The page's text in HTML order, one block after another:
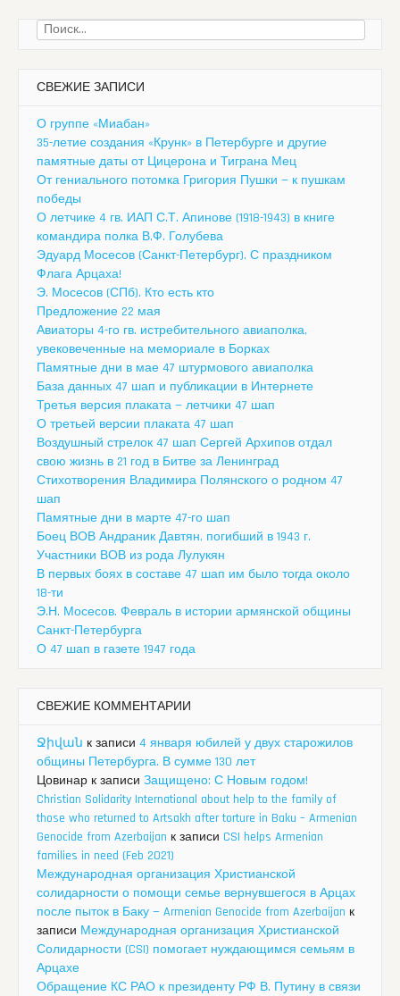
Найти:
СВЕЖИЕ ЗАПИСИ
О группе «Миабан»
35-летие создания «Крунк» в Петербурге и другие
памятные даты от Цицерона и Тиграна Мец
От гениального потомка Григория Пушки — к пушкам
победы
О летчике 4 гв. ИАП С.Т. Апинове (1918-1943) в книге
командира полка В.Ф. Голубева
Эдуард Мосесов (Санкт-Петербург). С праздником
Флага Арцаха!
Э. Мосесов (СПб). Кто есть кто
Предложение 22 мая
Авиаторы 4-го гв. истребительного авиаполка,
увековеченные на мемориале в Борках
Памятные дни в мае 47 штурмового авиаполка
База данных 47 шап и публикации в Интернете
Третья версия плаката — летчики 47 шап
О третьей версии плаката 47 шап
Воздушный стрелок 47 шап Сергей Архипов отдал
свою жизнь в 21 год в Битве за Ленинград
Стихотворения Владимира Полянского о родном 47
шап
Памятные дни в марте 47-го шап
Боец ВОВ Андраник Давтян, погибший в 1943 г.
Участники ВОВ из рода Лулукян
В первых боях в составе 47 шап им было тогда около
18-ти
Э.Н. Мосесов. Февраль в истории армянской общины
Санкт-Петербурга
О 47 шап в газете 1947 года
СВЕЖИЕ КОММЕНТАРИИ
Ջիվան к записи 4 января юбилей у двух старожилов
общины Петербурга. В сумме 130 лет
Цовинар к записи Защищено: С Новым годом!
Christian Solidarity International about help to the family of
those who returned to Artsakh after torture in Baku – Armenian
Genocide from Azerbaijan к записи CSI helps Armenian
families in need (Feb 2021)
Международная организация Христианской
солидарности о помощи семье вернувшегося в Арцах
после пыток в Баку — Armenian Genocide from Azerbaijan к
записи Международная организация Христианской
Солидарности (CSI) помогает нуждающимся семьям в
Арцахе
Обращение КС РАО к президенту РФ В. Путину в связи